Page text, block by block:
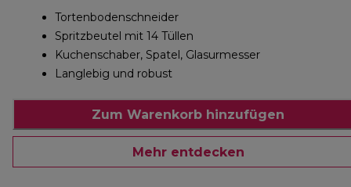
Tortenbodenschneider
Spritzbeutel mit 14 Tüllen
Kuchenschaber, Spatel, Glasurmesser
Langlebig und robust
Zum Warenkorb hinzufügen
Mehr entdecken